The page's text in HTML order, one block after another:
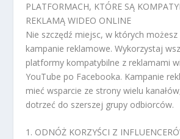
PLATFORMACH, KTÓRE SĄ
REKLAMĄ WIDEO ONLINE
Nie szczędź miejsc, w których
kampanie reklamowe. Wykorzystaj
platformy kompatybilne z reklamami
YouTube po Facebooka. Kampanie
mieć wsparcie ze strony wielu
dotrzeć do szerszej grupy odbiorców.
1. ODNÓŻ KORZYŚCI Z